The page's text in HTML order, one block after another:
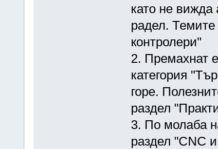
като не вижда
радел. Темите
контролери"
2. Премахнат
категория
горе.
раздел
3. По молаба
раздел "CNC